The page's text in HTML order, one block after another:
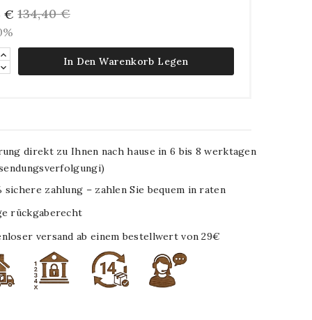
€ 134,40 €
In Den Warenkorb Legen
direkt zu Ihnen nach hause in 6 bis 8 werktagen
sichere zahlung – zahlen Sie bequem in raten
rückgaberecht
versand ab einem bestellwert von 29€